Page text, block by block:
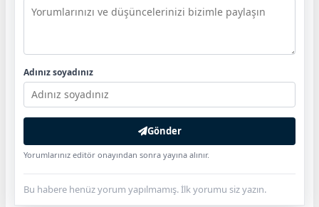
Adınız soyadınız
Gönder
Yorumlarınız editör onayından sonra yayına alınır.
Bu habere henüz yorum yapılmamış. İlk yorumu siz yazın.